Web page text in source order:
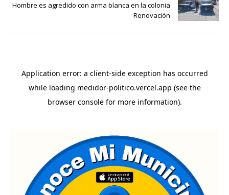
Hombre es agredido con arma blanca en la colonia
Renovación